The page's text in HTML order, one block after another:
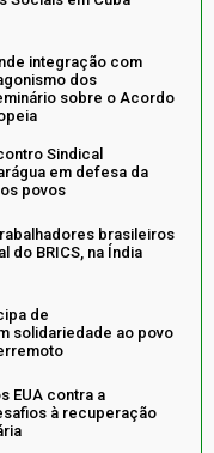
integração com
dos
sobre o Acordo
Sindical
em defesa da
povos
brasileiros
do BRICS, na Índia
de
solidariedade ao povo
EUA contra a
à recuperação